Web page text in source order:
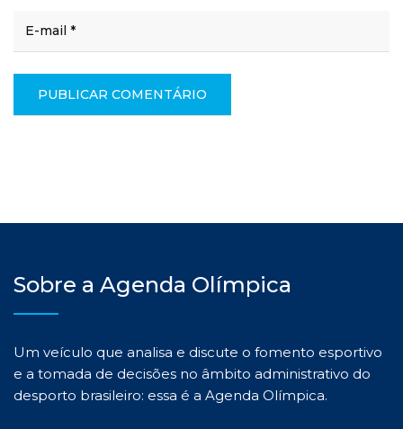
Sobre a Agenda Olímpica
Um veículo que analisa e discute o fomento esportivo
e a tomada de decisões no âmbito administrativo do
desporto brasileiro: essa é a Agenda Olímpica.